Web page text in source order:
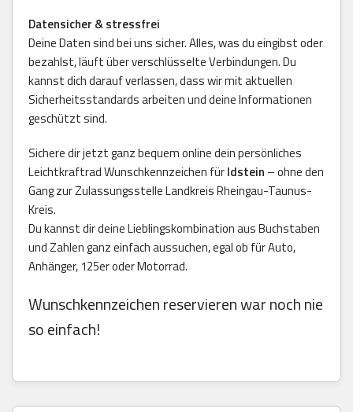
Datensicher & stressfrei
Deine Daten sind bei uns sicher. Alles, was du eingibst oder
bezahlst, läuft über verschlüsselte Verbindungen. Du
kannst dich darauf verlassen, dass wir mit aktuellen
Sicherheitsstandards arbeiten und deine Informationen
geschützt sind.
Sichere dir jetzt ganz bequem online dein persönliches
Leichtkraftrad Wunschkennzeichen fürIdstein – ohne den
Gang zur Zulassungsstelle Landkreis Rheingau-Taunus-
Kreis.
Du kannst dir deine Lieblingskombination aus Buchstaben
und Zahlen ganz einfach aussuchen, egal ob für Auto,
Anhänger, 125er oder Motorrad.
Wunschkennzeichen reservieren war noch nie
so einfach!